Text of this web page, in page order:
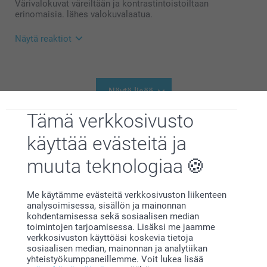
Tämä verkkosivusto
käyttää evästeitä ja
muuta teknologiaa
Me käytämme evästeitä verkkosivuston liikenteen
analysoimisessa, sisällön ja mainonnan
kohdentamisessa sekä sosiaalisen median
toimintojen tarjoamisessa. Lisäksi me jaamme
verkkosivuston käyttöäsi koskevia tietoja
sosiaalisen median, mainonnan ja analytiikan
yhteistyökumppaneillemme. Voit lukea lisää
Värivalokuvat väreiltään ja kontrastintoistoiltaan
erinomaisia. lähes valokuvalaatua.
Näytä reaktiot
Hei Customer Pohjanmaalta,
meille erittäin tärkeää. Kiva että pidät mukista,
toivottavasti siitä on iloa pitkäksi aikaa!
Lämpimin kevätterveisin :)
Kirsi @smartphoto
Näytä lisää
Liittyvät tuotteet
Muki
7 mallia
(388 arvostelut)
Huurrelasi
13,95
(3 arvostelut)
Termospullo
3 mallia
Alkaen 23,95
Uusi mallia
Puinen teelattikko ja Setti
5 mallia
Alkaen 34,95